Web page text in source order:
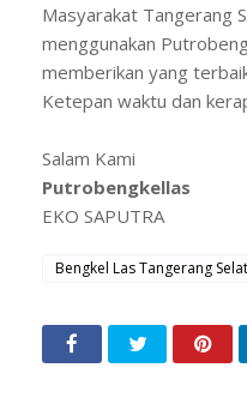
Masyarakat Tangerang
menggunakan
memberikan yang
Ketepan waktu dan
Salam Kami
Putrobengkellas
EKO SAPUTRA
Bengkel Las Tangerang